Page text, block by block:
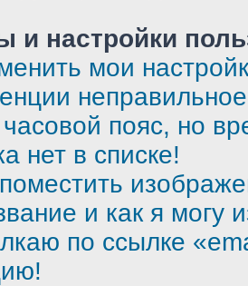
и настройки
мои
пояс, но
нет в списке!
и как я могу
по ссылке